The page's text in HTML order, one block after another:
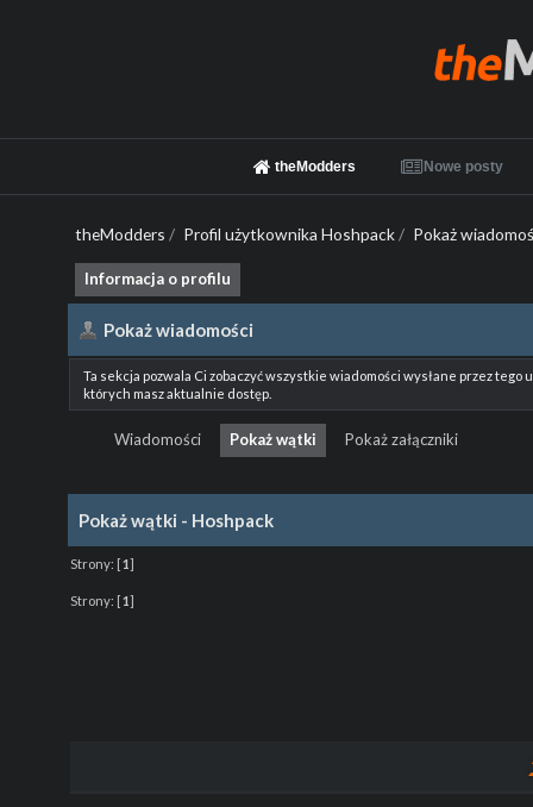
theModders Nowe posty
theModders / Profil użytkownika Hoshpack/ Pokaż
Informacja o profilu
Pokaż wiadomości
Ta sekcja pozwala Ci zobaczyć wszystkie wiadomości wysłane przez
których masz aktualnie dostęp.
Wiadomości Pokaż wątki Pokaż załączniki
Pokaż wątki - Hoshpack
Strony: [1]
Strony: [1]